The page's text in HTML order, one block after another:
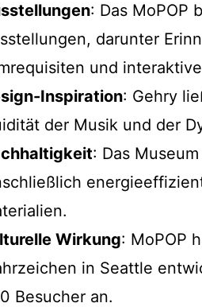
: Das MoPOP
darunter
und
Inspiration: Gehry
der Musik und der
: Das
Wirkung: MoPOP
in Seattle
Besucher an.